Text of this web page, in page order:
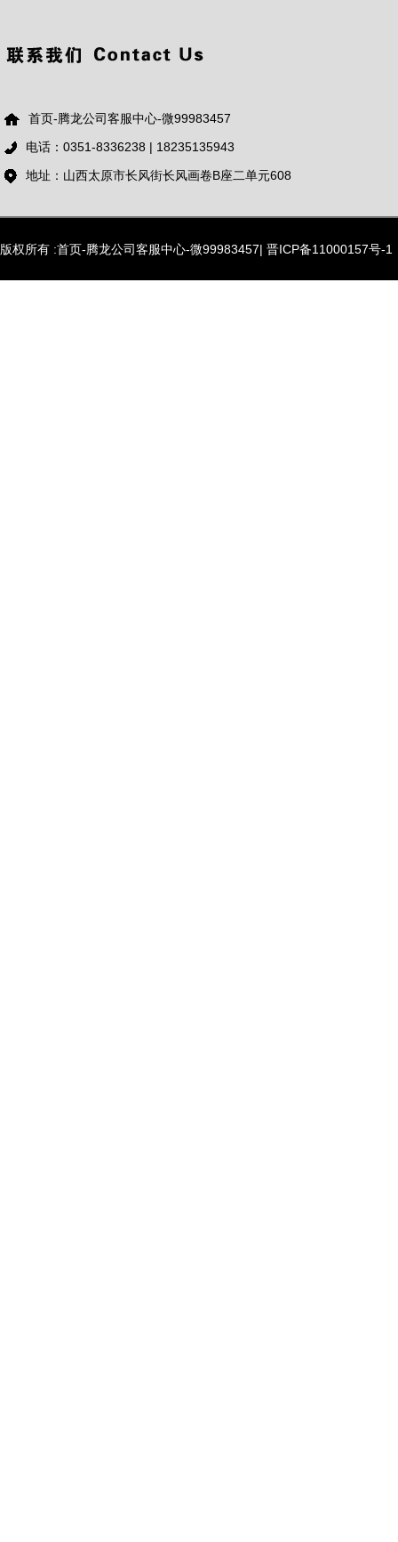
首页-腾龙公司客服中心-微99983457
电话：0351-8336238 | 18235135943
地址：山西太原市长风街长风画卷B座二单元608
版权所有 :首页-腾龙公司客服中心-微99983457| 晋ICP备11000157号-1